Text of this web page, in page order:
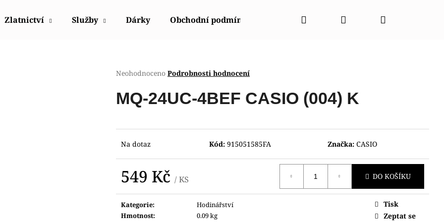
Zlatnictví Služby Dárky Obchodní podmínky Napište nám Kontakty
Hledat PřihlášeníNákupní
Průměrné
produktu
je
5
Neohodnoceno Podrobnosti hodnocení
MQ-24UC-4BEF CASIO (004) K
Na dotaz Kód: 915051585FA Značka:CASIO
549 Kč / KS DO KOŠÍKU
Kategorie:
Hodinářství
Hmotnost:
0.09 kg
Tisk
Zeptat se
HLEDAT
HODINKY ORIENT CGW01001W0